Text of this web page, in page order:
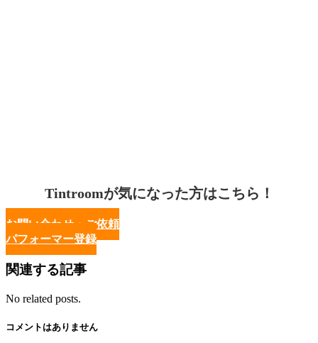
Tintroomが気になった方はこちら！
お問い合わせ・ご依頼
パフォーマー登録
関連する記事
No related posts.
コメントはありません